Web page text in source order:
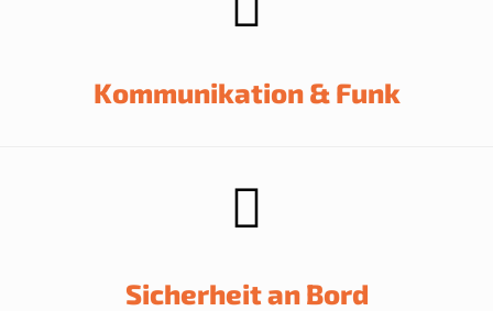
Kommunikation & Funk
Sicherheit an Bord